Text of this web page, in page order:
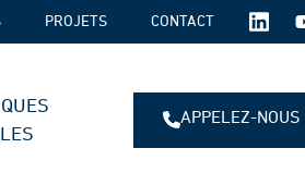
PROJETS CONTACT
SUIVEZ-
NOUS
APPELEZ-NOUS